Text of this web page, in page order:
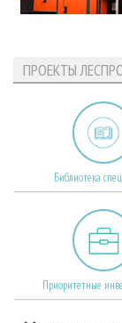
ПРОЕКТЫ
Библиотека
Приоритетные